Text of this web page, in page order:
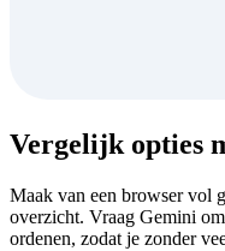
Vergelijk opties
Maak van een browser vol
overzicht. Vraag Gemini
ordenen, zodat je zonder